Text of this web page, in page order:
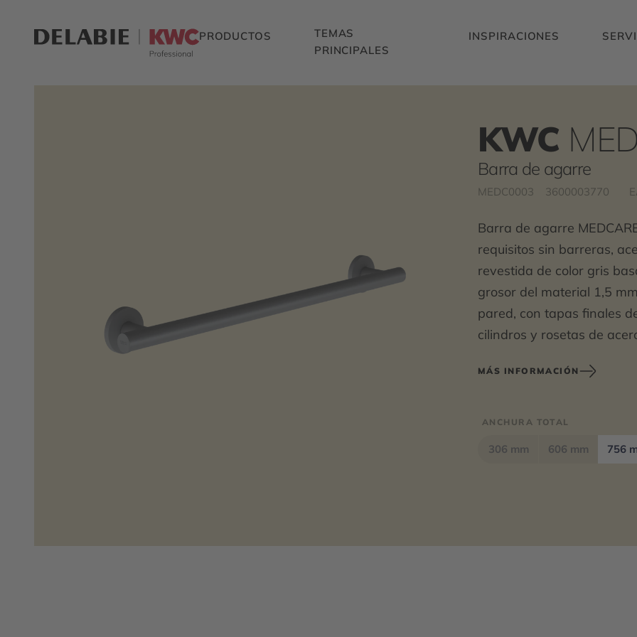
PRODUCTOS
TEMAS
PRINCIPALES
INSPIRACIONES
KWC
Barra de agarre
MEDC0003 3600003770
Barra de agarre
requisitos sin barreras,
revestida de color gris
grosor del material 1,5
pared, con tapas finales
cilindros y rosetas de
Dimensiones 756 x 72 x
MÁS INFORMACIÓN
ANCHURA TOTAL
306 mm 606 mm 756